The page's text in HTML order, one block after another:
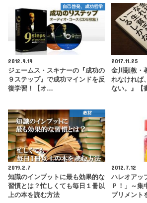
自己啓発、成功哲学
2012.9.19
ジェームス・スキナーの『成功の
９ステップ』で成功マインドを反
復学習！【オ…
2017.11.25
金川顕教・
れなければ
ない。』【
教材
2019.2.7
知識のインプットに最も効果的な
習慣とは？忙しくても毎日１冊以
上の本を読む方法
2012.7.12
ハレオアッ
Ｐ！」～集
プリメント